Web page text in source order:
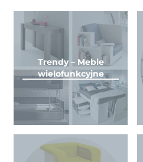
Trendy – Meble
wielofunkcyjne